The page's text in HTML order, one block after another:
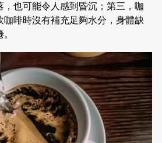
，也可能令人感到昏沉；第三，咖
咖啡時沒有補充足夠水分，身體缺